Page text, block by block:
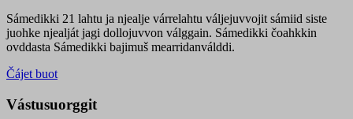
Sámedikki 21 lahtu ja njealje várrelahtu váljejuvvojit sámiid siste
juohke njealját jagi dollojuvvon válggain. Sámedikki čoahkkin
ovddasta Sámedikki bajimuš mearridanválddi.
Čájet buot
Vástusuorggit